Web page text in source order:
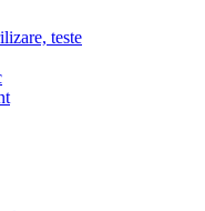
teste